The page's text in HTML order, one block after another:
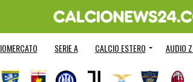
SERIE A CALCIO ESTERO AUDIO